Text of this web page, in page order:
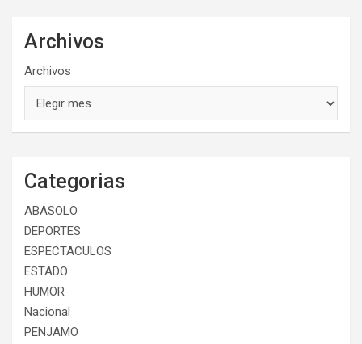
Archivos
Archivos
Categorias
ABASOLO
DEPORTES
ESPECTACULOS
ESTADO
HUMOR
Nacional
PENJAMO